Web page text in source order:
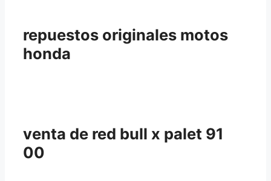
repuestos originales motos
honda
venta de red bull x palet 91
00